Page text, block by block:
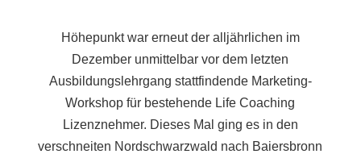
Höhepunkt war erneut der alljährlichen im
Dezember unmittelbar vor dem letzten
Ausbildungslehrgang stattfindende Marketing-
Workshop für bestehende Life Coaching
Lizenznehmer. Dieses Mal ging es in den
verschneiten Nordschwarzwald nach Baiersbronn